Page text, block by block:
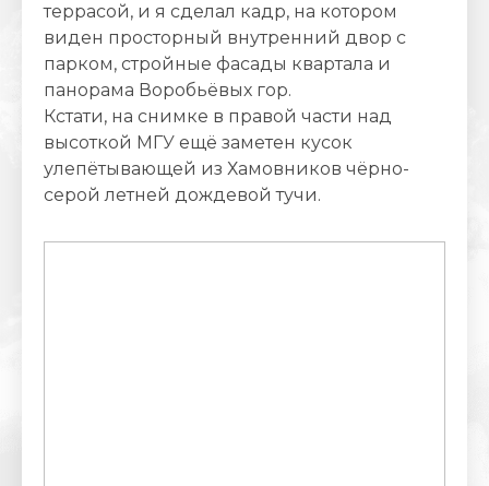
террасой, и я сделал кадр, на котором
виден просторный внутренний двор с
парком, стройные фасады квартала и
панорама Воробьёвых гор.
Кстати, на снимке в правой части над
высоткой МГУ ещё заметен кусок
улепётывающей из Хамовников чёрно-
серой летней дождевой тучи.